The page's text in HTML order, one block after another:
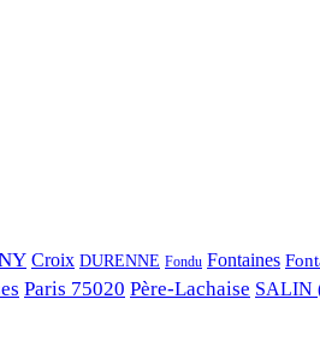
Croix DURENNE Fondu Fontaines
Paris 75020 Père-Lachaise SALIN